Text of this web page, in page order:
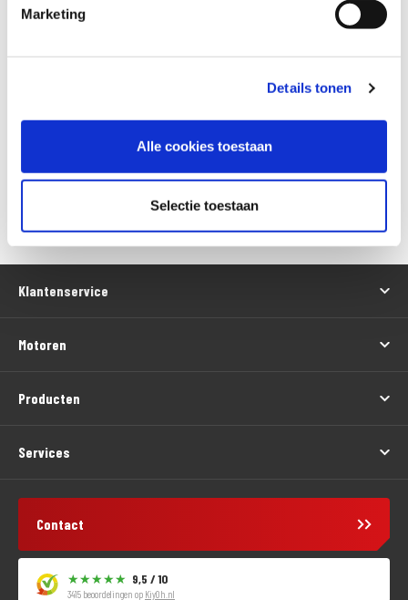
Marketing
Details tonen
Alle cookies toestaan
Selectie toestaan
Klantenservice
Motoren
Producten
Services
Contact
9,5 / 10
3415 beoordelingen op KiyOh.nl